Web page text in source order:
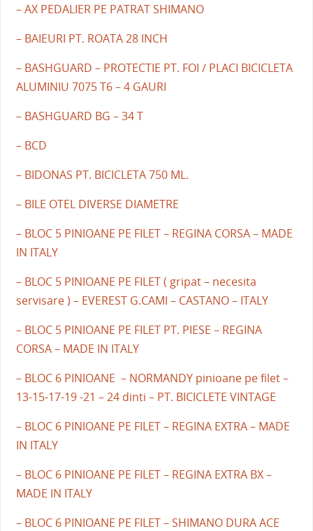
– AX PEDALIER PE PATRAT SHIMANO
– BAIEURI PT. ROATA 28 INCH
– BASHGUARD – PROTECTIE PT. FOI / PLACI BICICLETA
ALUMINIU 7075 T6 – 4 GAURI
– BASHGUARD BG – 34 T
– BCD
– BIDONAS PT. BICICLETA 750 ML.
– BILE OTEL DIVERSE DIAMETRE
– BLOC 5 PINIOANE PE FILET – REGINA CORSA – MADE
IN ITALY
– BLOC 5 PINIOANE PE FILET ( gripat – necesita
servisare ) – EVEREST G.CAMI – CASTANO – ITALY
– BLOC 5 PINIOANE PE FILET PT. PIESE – REGINA
CORSA – MADE IN ITALY
– BLOC 6 PINIOANE – NORMANDY pinioane pe filet –
13-15-17-19 -21 – 24 dinti – PT. BICICLETE VINTAGE
– BLOC 6 PINIOANE PE FILET – REGINA EXTRA – MADE
IN ITALY
– BLOC 6 PINIOANE PE FILET – REGINA EXTRA BX –
MADE IN ITALY
– BLOC 6 PINIOANE PE FILET – SHIMANO DURA ACE